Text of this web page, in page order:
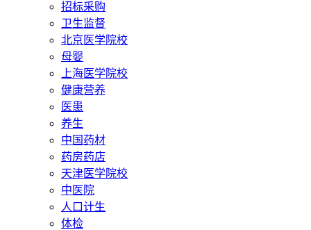
招标采购
卫生监督
北京医学院校
母婴
上海医学院校
健康营养
医患
养生
中国药材
药房药店
天津医学院校
中医院
人口计生
体检